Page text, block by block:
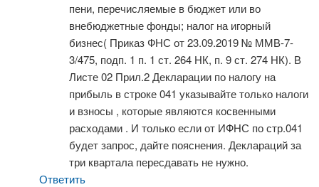
пени, перечисляемые в бюджет или во
внебюджетные фонды; налог на игорный
бизнес( Приказ ФНС от 23.09.2019 № ММВ-7-
3/475, подп. 1 п. 1 ст. 264 НК, п. 9 ст. 274 НК). В
Листе 02 Прил.2 Декларации по налогу на
прибыль в строке 041 указывайте только налоги
и взносы , которые являются косвенными
расходами . И только если от ИФНС по стр.041
будет запрос, дайте пояснения. Деклараций за
три квартала пересдавать не нужно.
Ответить